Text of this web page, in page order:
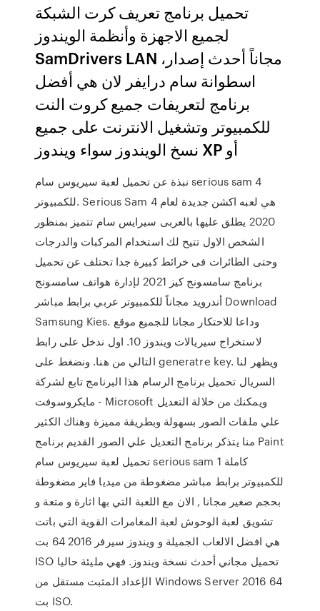
تحميل برنامج تعريف كرت الشبكة
لجميع الاجهزة وأنظمة الويندوز
SamDrivers LAN مجاناً أحدث إصدار،
اسطوانة سام درايفر لان هي أفضل
برنامج لتعريفات جميع كروت النت
للكمبيوتر وتشغيل الانترنت على جميع
نسخ الويندوز سواء ويندوز XP أو
نبذة عن تحميل لعبة سيريوس سام serious sam 4
للكمبيوتر. Serious Sam 4 هي لعبه اكشن جديدة لعام
2020 يطلق عليها بالعربى سيرايس سام تتميز بمنظور
الشخص الاول تتيح لك استخدام المركبات والدرجات
وحتى الطائرات فى خرائط كبيرة جدا تحتلف عن تحميل
برنامج سامسونج كيز 2021 لإدارة هواتف سامسونج
أندرويد مجاناً للكمبيوتر عربي برابط مباشر Download
Samsung Kies. وداعا للاحتكار مجانا للجميع موقع
لاستخراج سيريالات ويندوز 10. اول ندخل على رابط
التالي من هنا. ونضغط على generatre key. ويظهر لنا
السريال تحميل برنامج الرسام هذا البرنامج تابع لشركة
مايكروسوفت - Microsoft ويمكنك من خلالة التعديل
علي ملفات الصور بسهولة وبطريقة مميزة وهناك الكثير
منا يتذكر برنامج التعديل علي الصور القديم برنامج Paint
تحميل لعبة سيريوس سام serious sam 1 كاملة
للكمبيوتر برابط مباشر مضغوطة من ميديا فاير مضغوطة
بحجم صغير مجانا , الان مع اللعبة التي بها اثارة و متعة و
تشويق لعبة الوحوش لعبة المغامرات القوية التي باتت
هي افضل الالعاب الجميلة و ويندوز سيرفر 2016 64 بت
ISO تحميل مجاني أحدث نسخة ويندوز. فهي مليئة حاليا
الإعداد المثبت مستقل من Windows Server 2016 64
بت ISO.